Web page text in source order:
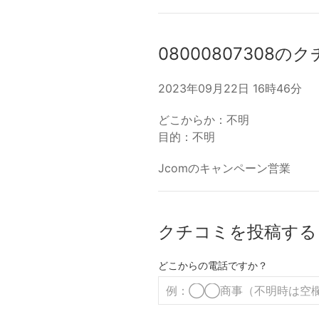
08000807308のク
2023年09月22日 16時46分
どこからか：不明
目的：不明
Jcomのキャンペーン営業
クチコミを投稿する
どこからの電話ですか？